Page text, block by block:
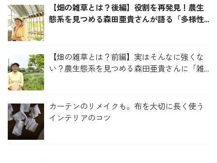
【畑の雑草とは？後編】役割を再発見！農生
態系を見つめる森田亜貴さんが語る「多様性
【畑の雑草とは？前編】実はそんなに強くな
い？農生態系を見つめる森田亜貴さんに「雑
カーテンのリメイクも。布を大切に長く使う
インテリアのコツ